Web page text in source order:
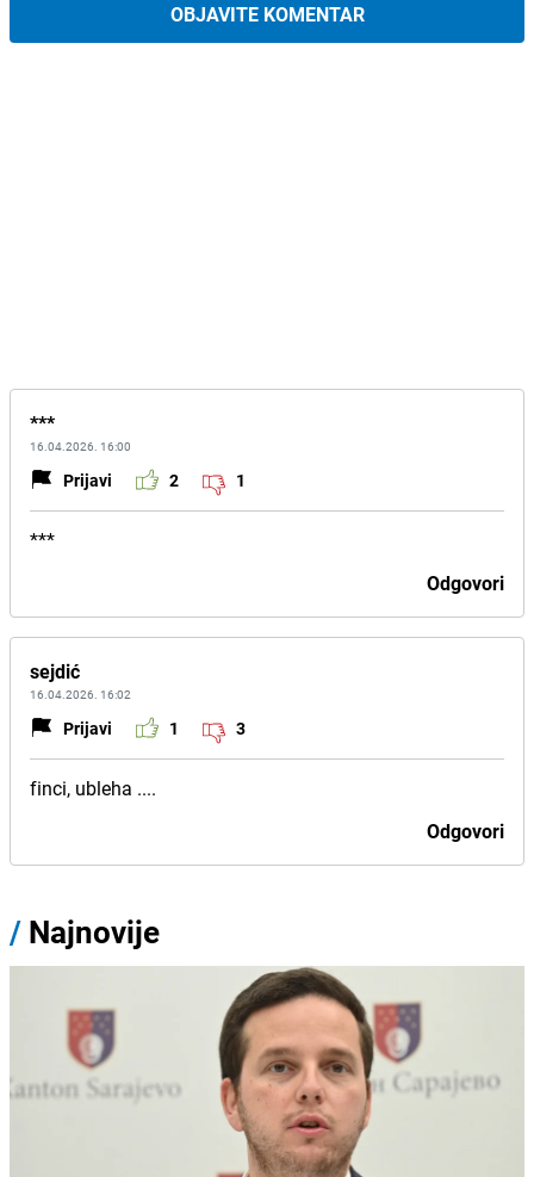
OBJAVITE KOMENTAR
***
16.04.2026. 16:00
Prijavi 2 1
***
Odgovori
sejdić
16.04.2026. 16:02
Prijavi 1 3
finci, ubleha ....
Odgovori
/ Najnovije